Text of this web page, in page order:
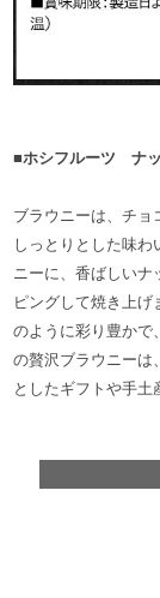
■ホシフルーツ ナッ
ブラウニーは、チョ
しっとりとした味わ
ニーに、香ばしいナ
ピングして焼き上
のように彩り豊かで
の贅沢ブラウニーは
としたギフトや手土